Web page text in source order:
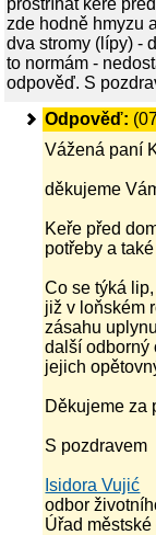
zde hodně hmyzu
dva stromy (lípy) -
to normám -
odpověď. S
Odpověď:
Vážená paní
děkujeme
Keře před
potřeby a
Co se týká
již v loňském
zásahu
další odborný
jejich
Děkujeme za
S pozdravem
Isidora Vujić
odbor
Úřad